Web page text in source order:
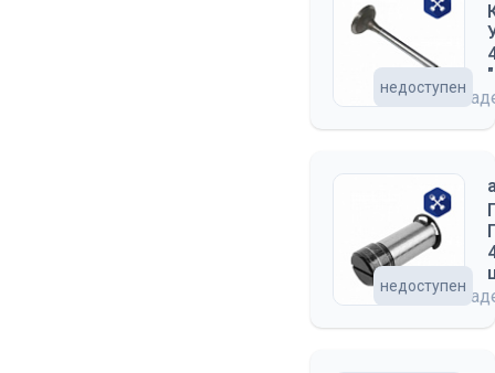
на
недоступен
на
недоступен